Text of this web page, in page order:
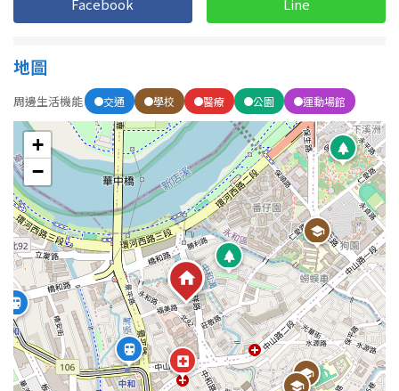
Facebook Line
地圖
周邊生活機能 交通 學校 醫療 公園 運動場館
+
−